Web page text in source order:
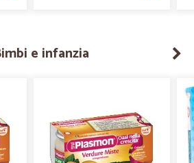
e infanzia